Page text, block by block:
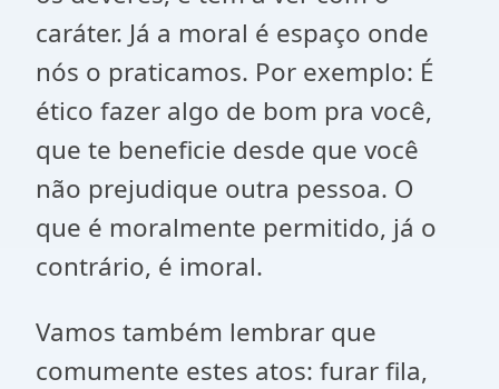
caráter. Já a moral é espaço onde
nós o praticamos. Por exemplo: É
ético fazer algo de bom pra você,
que te beneficie desde que você
não prejudique outra pessoa. O
que é moralmente permitido, já o
contrário, é imoral.
Vamos também lembrar que
comumente estes atos: furar fila,